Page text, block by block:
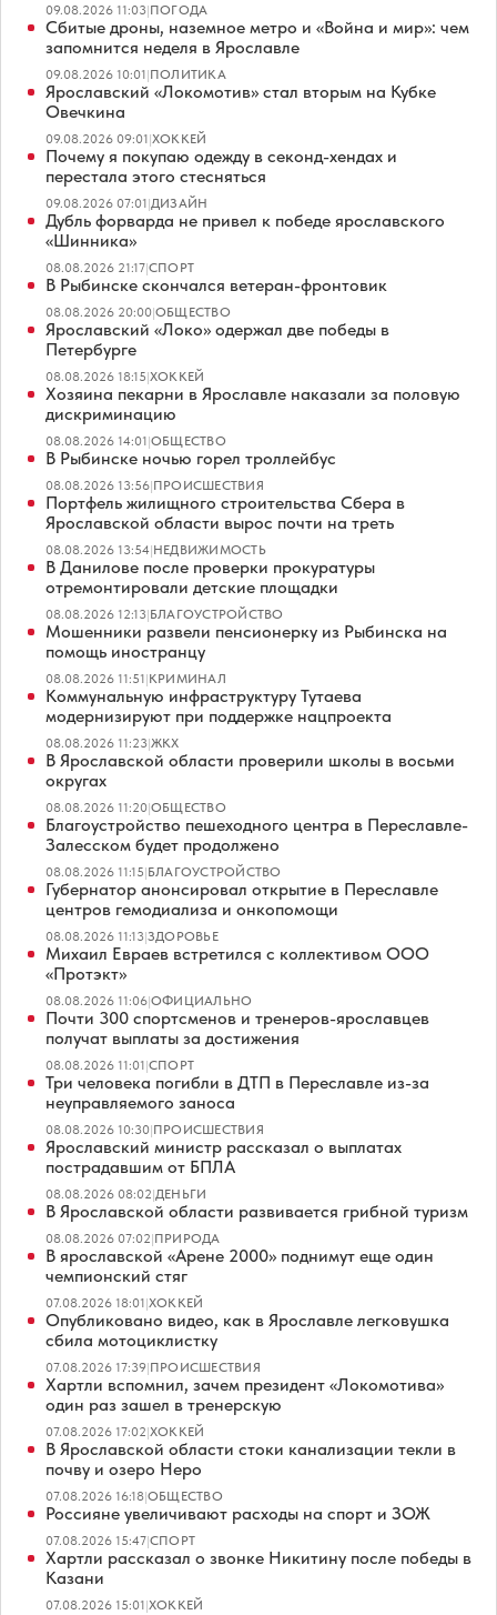
09.08.2026 11:03|ПОГОДА
Сбитые дроны, наземное метро и «Война и мир»: чем
запомнится неделя в Ярославле
09.08.2026 10:01|ПОЛИТИКА
Ярославский «Локомотив» стал вторым на Кубке
Овечкина
09.08.2026 09:01|ХОККЕЙ
Почему я покупаю одежду в секонд-хендах и
перестала этого стесняться
09.08.2026 07:01|ДИЗАЙН
Дубль форварда не привел к победе ярославского
«Шинника»
08.08.2026 21:17|СПОРТ
В Рыбинске скончался ветеран-фронтовик
08.08.2026 20:00|ОБЩЕСТВО
Ярославский «Локо» одержал две победы в
Петербурге
08.08.2026 18:15|ХОККЕЙ
Хозяина пекарни в Ярославле наказали за половую
дискриминацию
08.08.2026 14:01|ОБЩЕСТВО
В Рыбинске ночью горел троллейбус
08.08.2026 13:56|ПРОИСШЕСТВИЯ
Портфель жилищного строительства Сбера в
Ярославской области вырос почти на треть
08.08.2026 13:54|НЕДВИЖИМОСТЬ
В Данилове после проверки прокуратуры
отремонтировали детские площадки
08.08.2026 12:13|БЛАГОУСТРОЙСТВО
Мошенники развели пенсионерку из Рыбинска на
помощь иностранцу
08.08.2026 11:51|КРИМИНАЛ
Коммунальную инфраструктуру Тутаева
модернизируют при поддержке нацпроекта
08.08.2026 11:23|ЖКХ
В Ярославской области проверили школы в восьми
округах
08.08.2026 11:20|ОБЩЕСТВО
Благоустройство пешеходного центра в Переславле-
Залесском будет продолжено
08.08.2026 11:15|БЛАГОУСТРОЙСТВО
Губернатор анонсировал открытие в Переславле
центров гемодиализа и онкопомощи
08.08.2026 11:13|ЗДОРОВЬЕ
Михаил Евраев встретился с коллективом ООО
«Протэкт»
08.08.2026 11:06|ОФИЦИАЛЬНО
Почти 300 спортсменов и тренеров-ярославцев
получат выплаты за достижения
08.08.2026 11:01|СПОРТ
Три человека погибли в ДТП в Переславле из-за
неуправляемого заноса
08.08.2026 10:30|ПРОИСШЕСТВИЯ
Ярославский министр рассказал о выплатах
пострадавшим от БПЛА
08.08.2026 08:02|ДЕНЬГИ
В Ярославской области развивается грибной туризм
08.08.2026 07:02|ПРИРОДА
В ярославской «Арене 2000» поднимут еще один
чемпионский стяг
07.08.2026 18:01|ХОККЕЙ
Опубликовано видео, как в Ярославле легковушка
сбила мотоциклистку
07.08.2026 17:39|ПРОИСШЕСТВИЯ
Хартли вспомнил, зачем президент «Локомотива»
один раз зашел в тренерскую
07.08.2026 17:02|ХОККЕЙ
В Ярославской области стоки канализации текли в
почву и озеро Неро
07.08.2026 16:18|ОБЩЕСТВО
Россияне увеличивают расходы на спорт и ЗОЖ
07.08.2026 15:47|СПОРТ
Хартли рассказал о звонке Никитину после победы в
Казани
07.08.2026 15:01|ХОККЕЙ